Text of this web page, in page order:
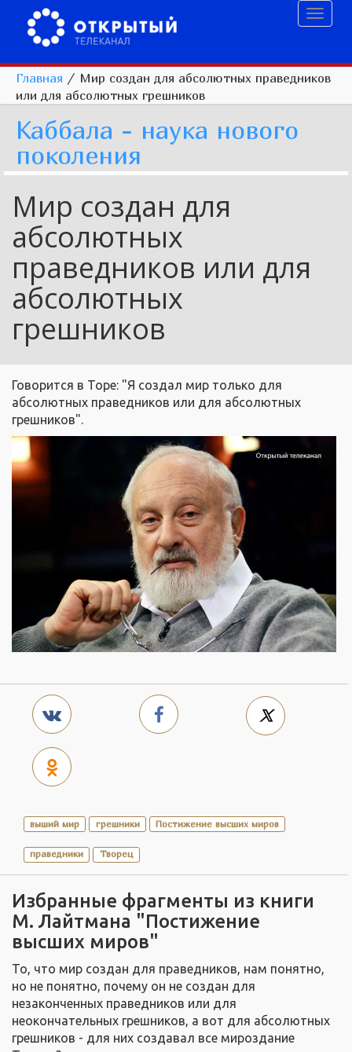
Главная / Мир создан для абсолютных праведников
или для абсолютных грешников
Каббала - наука нового
поколения
Мир создан для
абсолютных
праведников или для
абсолютных
грешников
Говорится в Торе: "Я создал мир только для
абсолютных праведников или для абсолютных
грешников".
выший мир грешники Постижение высших миров
праведники Творец
Избранные фрагменты из книги
М. Лайтмана "Постижение
высших миров"
То, что мир создан для праведников, нам понятно,
но не понятно, почему он не создан для
незаконченных праведников или для
неокончательных грешников, а вот для абсолютных
грешников - для них создавал все мироздание